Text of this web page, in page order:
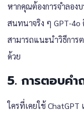
หากคุณต้องการจำลอง
สนทนาจริง ๆ GPT-4o
สามารถแนะนำวิธีการ
ด้วย
5. การตอบคำ
ใครที่เคยใช้